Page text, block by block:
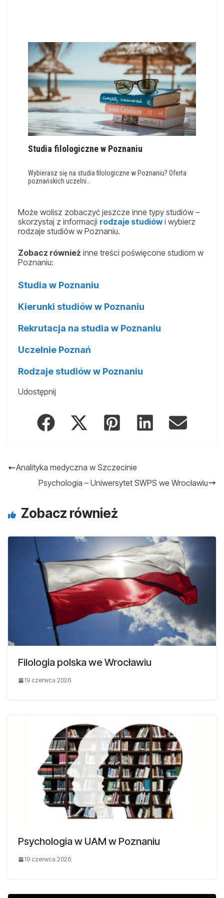
Studia filologiczne w Poznaniu
Wybierasz się na studia filologiczne w Poznaniu? Oferta
poznańskich uczelni…
Może wolisz zobaczyć jeszcze inne typy studiów –
skorzystaj z informacji rodzaje studiów i wybierz
rodzaje studiów w Poznaniu.
Zobacz również inne treści poświęcone studiom w
Poznaniu:
Studia w Poznaniu
Kierunki studiów w Poznaniu
Rekrutacja na studia w Poznaniu
Uczelnie Poznań
Rodzaje studiów w Poznaniu
Udostępnij
Analityka medyczna w Szczecinie
Psychologia – Uniwersytet SWPS we Wrocławiu
Zobacz również
Filologia polska we Wrocławiu
19 czerwca 2026
Psychologia w UAM w Poznaniu
19 czerwca 2026